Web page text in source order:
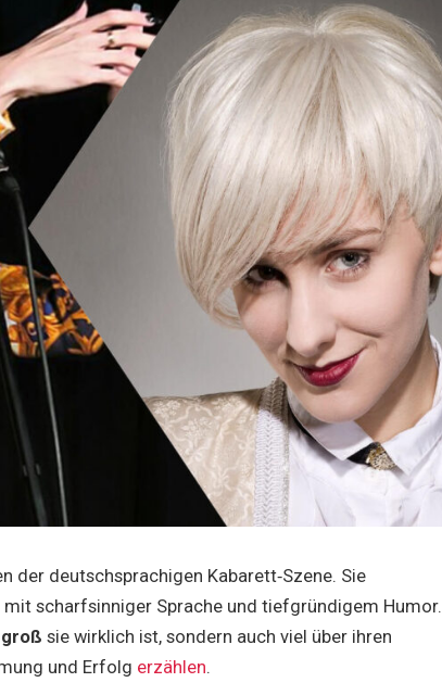
deutschsprachigen Kabarett‑Szene. Sie
scharfsinniger Sprache und tiefgründigem Humor.
sie wirklich ist, sondern auch viel über ihren
und Erfolg erzählen.